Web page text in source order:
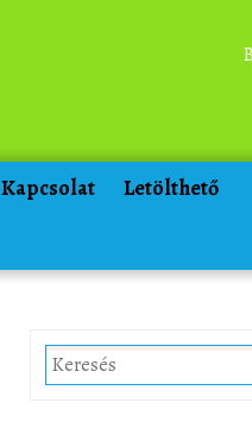
Kapcsolat
Letölthető